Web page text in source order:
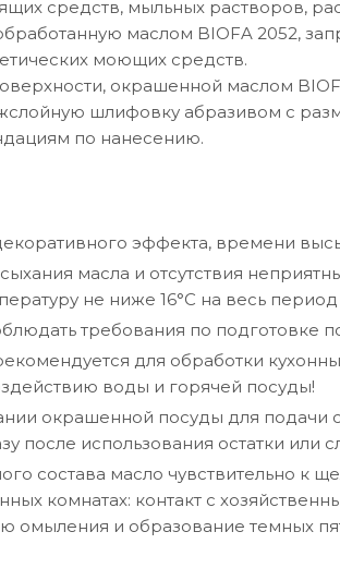
средств, мыльных растворов,
маслом BIOFA 2052,
моющих средств.
окрашенной маслом
шлифовку абразивом с
по нанесению.
эффекта, времени
масла и отсутствия
не ниже 16°C на весь
требования по подготовке
для обработки
воды и горячей посуды!
окрашенной посуды для подачи
после использования остатки
состава масло чувствительно к
комнатах: контакт с
омыления и образование темных